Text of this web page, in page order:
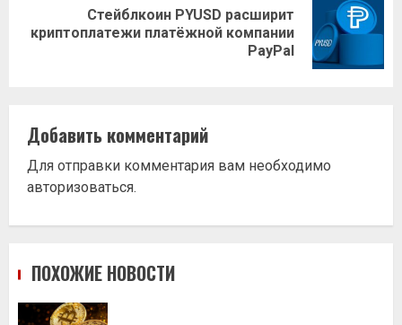
Следующая
Стейблкоин PYUSD расширит
криптоплатежи платёжной компании
PayPal
Добавить комментарий
Для отправки комментария вам необходимо
авторизоваться.
ПОХОЖИЕ НОВОСТИ